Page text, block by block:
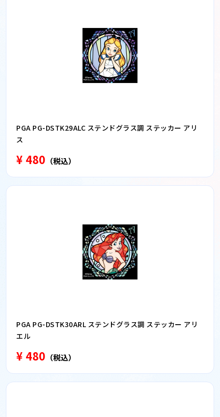
PGA PG-DSTK29ALC ステンドグラス調 ステッカー アリ
ス
¥ 480 （税込）
PGA PG-DSTK30ARL ステンドグラス調 ステッカー アリ
エル
¥ 480 （税込）